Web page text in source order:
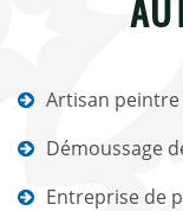
Artisan
Démoussage
Entreprise de